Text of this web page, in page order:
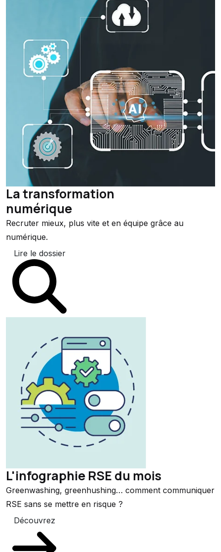
La transformation
numérique
Recruter mieux, plus vite et en équipe grâce au
numérique.
Lire le dossier
L'infographie RSE du mois
Greenwashing, greenhushing… comment communiquer
RSE sans se mettre en risque ?
Découvrez